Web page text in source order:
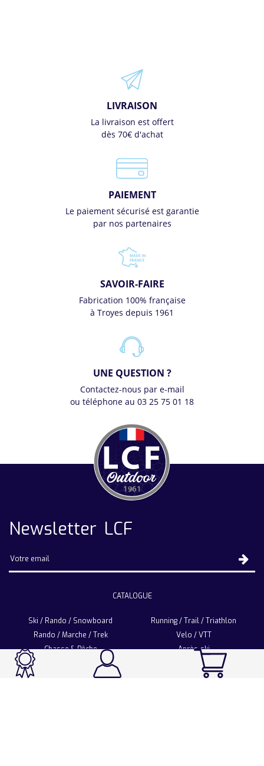
LIVRAISON
La livraison est offert
dès 70€ d'achat
PAIEMENT
Le paiement sécurisé est garantie
par nos partenaires
SAVOIR-FAIRE
Fabrication 100% française
à Troyes depuis 1961
UNE QUESTION ?
Contactez-nous par e-mail
ou téléphone au 03 25 75 01 18
Newsletter LCF
CATALOGUE
Ski / Rando / Snowboard
Running / Trail / Triathlon
Rando / Marche / Trek
Velo / VTT
Chasse & Pêche
Après-ski
Sport Fashion